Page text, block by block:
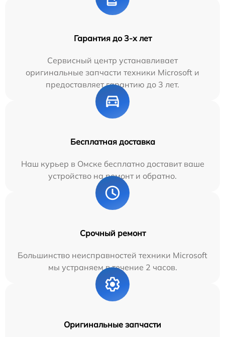
Гарантия до 3-х лет
Сервисный центр устанавливает
оригинальные запчасти техники Microsoft и
предоставляет гарантию до 3 лет.
Бесплатная доставка
Наш курьер в Омске бесплатно доставит ваше
устройство на ремонт и обратно.
Срочный ремонт
Большинство неисправностей техники Microsoft
мы устраняем в течение 2 часов.
Оригинальные запчасти